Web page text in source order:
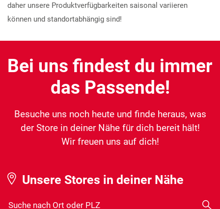
daher unsere Produktverfügbarkeiten saisonal variieren
können und standortabhängig sind!
Bei uns findest du immer
das Passende!
Besuche uns noch heute und finde heraus, was
der Store in deiner Nähe für dich bereit hält!
Wir freuen uns auf dich!
Unsere Stores in deiner Nähe
Suche nach Ort oder PLZ